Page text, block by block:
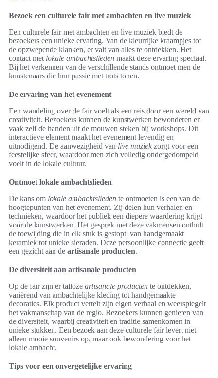
Bezoek een culturele fair met ambachten en live muziek
Een culturele fair met ambachten en live muziek biedt de
bezoekers een unieke ervaring. Van de kleurrijke kraampjes tot
de opzwepende klanken, er valt van alles te ontdekken. Het
contact met lokale ambachtslieden maakt deze ervaring speciaal.
Bij het verkennen van de verschillende stands ontmoet men de
kunstenaars die hun passie met trots tonen.
De ervaring van het evenement
Een wandeling over de fair voelt als een reis door een wereld van
creativiteit. Bezoekers kunnen de kunstwerken bewonderen en
vaak zelf de handen uit de mouwen steken bij workshops. Dit
interactieve element maakt het evenement levendig en
uitnodigend. De aanwezigheid van live muziek zorgt voor een
feestelijke sfeer, waardoor men zich volledig ondergedompeld
voelt in de lokale cultuur.
Ontmoet lokale ambachtslieden
De kans om lokale ambachtslieden te ontmoeten is een van de
hoogtepunten van het evenement. Zij delen hun verhalen en
technieken, waardoor het publiek een diepere waardering krijgt
voor de kunstwerken. Het gesprek met deze vakmensen onthult
de toewijding die in elk stuk is gestopt, van handgemaakt
keramiek tot unieke sieraden. Deze persoonlijke connectie geeft
een gezicht aan de artisanale producten.
De diversiteit aan artisanale producten
Op de fair zijn er talloze artisanale producten te ontdekken,
variërend van ambachtelijke kleding tot handgemaakte
decoraties. Elk product vertelt zijn eigen verhaal en weerspiegelt
het vakmanschap van de regio. Bezoekers kunnen genieten van
de diversiteit, waarbij creativiteit en traditie samenkomen in
unieke stukken. Een bezoek aan deze culturele fair levert niet
alleen mooie souvenirs op, maar ook bewondering voor het
lokale ambacht.
Tips voor een onvergetelijke ervaring